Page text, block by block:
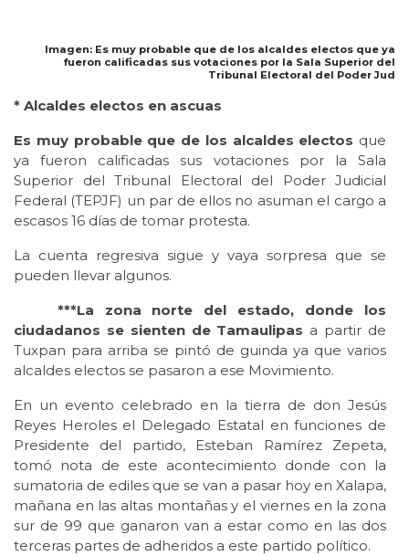
Imagen: Es muy probable que de los alcaldes electos que ya
fueron calificadas sus votaciones por la Sala Superior del
Tribunal Electoral del Poder Jud
* Alcaldes electos en ascuas
Es muy probable que de los alcaldes electos que
ya fueron calificadas sus votaciones por la Sala
Superior del Tribunal Electoral del Poder Judicial
Federal (TEPJF) un par de ellos no asuman el cargo a
escasos 16 días de tomar protesta.
La cuenta regresiva sigue y vaya sorpresa que se
pueden llevar algunos.
***La zona norte del estado, donde los
ciudadanos se sienten de Tamaulipas a partir de
Tuxpan para arriba se pintó de guinda ya que varios
alcaldes electos se pasaron a ese Movimiento.
En un evento celebrado en la tierra de don Jesús
Reyes Heroles el Delegado Estatal en funciones de
Presidente del partido, Esteban Ramírez Zepeta,
tomó nota de este acontecimiento donde con la
sumatoria de ediles que se van a pasar hoy en Xalapa,
mañana en las altas montañas y el viernes en la zona
sur de 99 que ganaron van a estar como en las dos
terceras partes de adheridos a este partido político.